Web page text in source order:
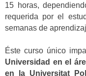
15 horas,
requerida por el
semanas de
Éste curso único
Universidad en el
en la Universitat